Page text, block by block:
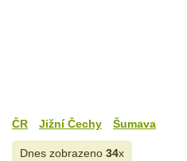
ČR Jižní Čechy Šumava
Dnes zobrazeno 34x